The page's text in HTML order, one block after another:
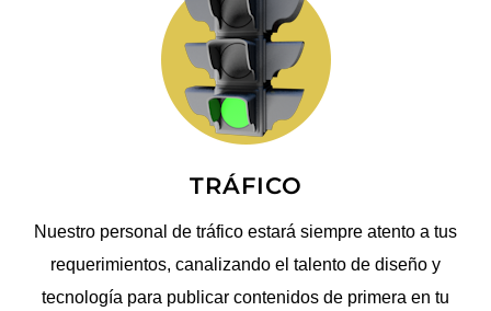
TRÁFICO
Nuestro personal de tráfico estará siempre atento a tus
requerimientos, canalizando el talento de diseño y
tecnología para publicar contenidos de primera en tu